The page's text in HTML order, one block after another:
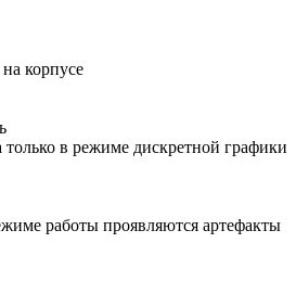
корпусе
только в режиме дискретной графики
работы проявляются артефакты